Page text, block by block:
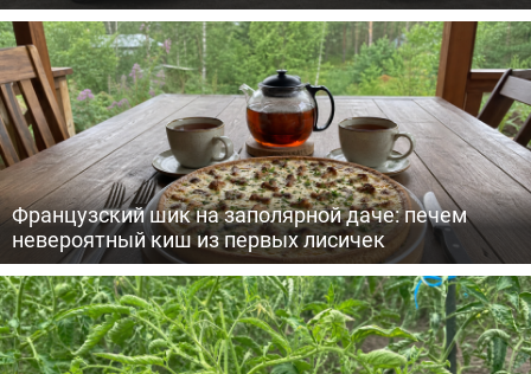
Французский шик на заполярной даче: печем
невероятный киш из первых лисичек